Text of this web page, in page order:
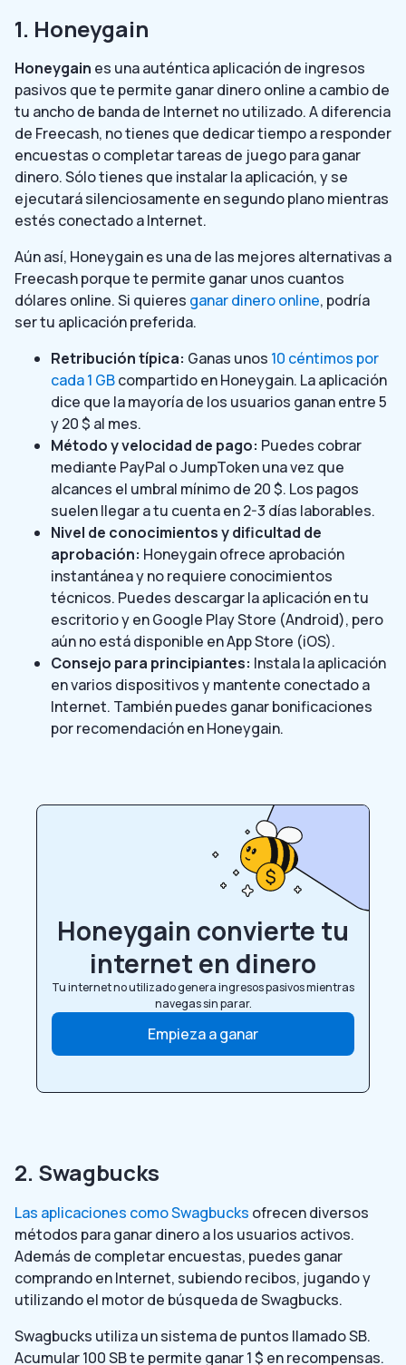
1. Honeygain
Honeygain es una auténtica aplicación de ingresos
pasivos que te permite ganar dinero online a cambio de
tu ancho de banda de Internet no utilizado. A diferencia
de Freecash, no tienes que dedicar tiempo a responder
encuestas o completar tareas de juego para ganar
dinero. Sólo tienes que instalar la aplicación, y se
ejecutará silenciosamente en segundo plano mientras
estés conectado a Internet.
Aún así, Honeygain es una de las mejores alternativas a
Freecash porque te permite ganar unos cuantos
dólares online. Si quieres ganar dinero online, podría
ser tu aplicación preferida.
Retribución típica: Ganas unos 10 céntimos por
cada 1 GBcompartido en Honeygain. La aplicación
dice que la mayoría de los usuarios ganan entre 5
y 20 $ al mes.
Método y velocidad de pago: Puedes cobrar
mediante PayPal o JumpToken una vez que
alcances el umbral mínimo de 20 $. Los pagos
suelen llegar a tu cuenta en 2-3 días laborables.
Nivel de conocimientos y dificultad de
aprobación: Honeygain ofrece aprobación
instantánea y no requiere conocimientos
técnicos. Puedes descargar la aplicación en tu
escritorio y en Google Play Store (Android), pero
aún no está disponible en App Store (iOS).
Consejo para principiantes: Instala la aplicación
en varios dispositivos y mantente conectado a
Internet. También puedes ganar bonificaciones
por recomendación en Honeygain.
Honeygain convierte tu
internet en dinero
Tu internet no utilizado genera ingresos pasivos mientras
navegas sin parar.
Empieza a ganar
2. Swagbucks
Las aplicaciones como Swagbucks ofrecen diversos
métodos para ganar dinero a los usuarios activos.
Además de completar encuestas, puedes ganar
comprando en Internet, subiendo recibos, jugando y
utilizando el motor de búsqueda de Swagbucks.
Swagbucks utiliza un sistema de puntos llamado SB.
Acumular 100 SB te permite ganar 1 $ en recompensas.